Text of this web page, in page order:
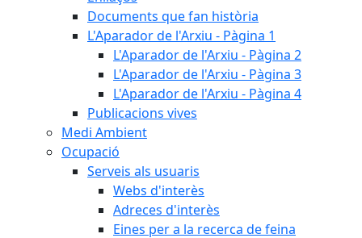
Documents que fan història
L'Aparador de l'Arxiu - Pàgina 1
L'Aparador de l'Arxiu - Pàgina 2
L'Aparador de l'Arxiu - Pàgina 3
L'Aparador de l'Arxiu - Pàgina 4
Publicacions vives
Medi Ambient
Ocupació
Serveis als usuaris
Webs d'interès
Adreces d'interès
Eines per a la recerca de feina